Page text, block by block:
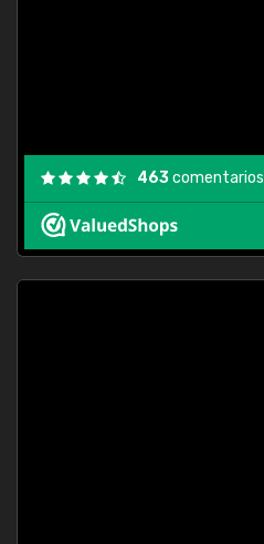
463comentarios